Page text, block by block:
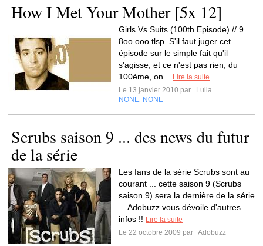
How I Met Your Mother [5x 12]
Girls Vs Suits (100th Episode) // 9
8oo ooo tlsp. S'il faut juger cet
épisode sur le simple fait qu'il
s'agisse, et ce n'est pas rien, du
100ème, on...
Lire la suite
Le 13 janvier 2010 par
Lulla
NONE NONE
Scrubs saison 9 ... des news du futur
de la série
Les fans de la série Scrubs sont au
courant ... cette saison 9 (Scrubs
saison 9) sera la dernière de la série
... Adobuzz vous dévoile d'autres
infos !! Lire la suite
Le 22 octobre 2009 par Adobuzz